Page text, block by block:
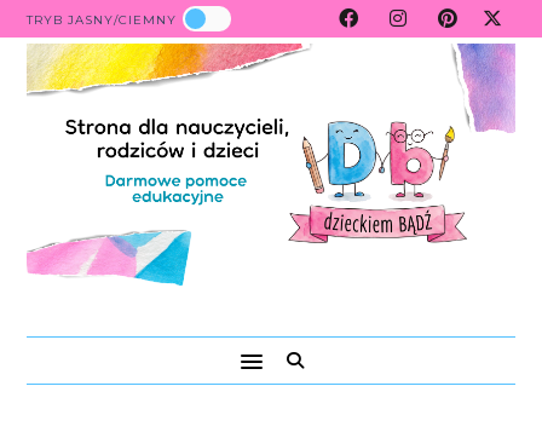
TRYB JASNY/CIEMNY